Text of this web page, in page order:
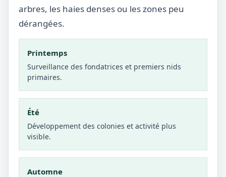
arbres, les haies denses ou les zones peu
dérangées.
Printemps
Surveillance des fondatrices et premiers nids
primaires.
Été
Développement des colonies et activité plus
visible.
Automne